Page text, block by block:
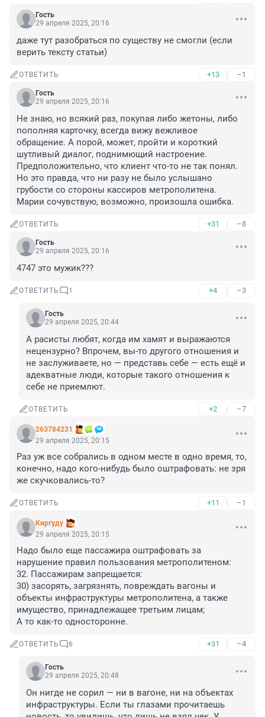
Гость
29 апреля 2025, 20:16
даже тут разобраться по существу не смогли (если
верить тексту статьи)
ОТВЕТИТЬ +13 –1
Гость
29 апреля 2025, 20:16
Не знаю, но всякий раз, покупая либо жетоны, либо
пополняя карточку, всегда вижу вежливое
обращение. А порой, может, пройти и короткий
шутливый диалог, поднимющий настроение.
Предположительно, что клиент что-то не так понял.
Но это правда, что ни разу не было услышано
грубости со стороны кассиров метрополитена.
Марии сочувствую, возможно, произошла ошибка.
ОТВЕТИТЬ +31 –8
Гость
29 апреля 2025, 20:16
4747 это мужик???
ОТВЕТИТЬ 1 +4 –3
Гость
29 апреля 2025, 20:44
А расисты любят, когда им хамят и выражаются
нецензурно? Впрочем, вы-то другого отношения и
не заслуживаете, но — представь себе — есть ещё и
адекватные люди, которые такого отношения к
себе не приемлют.
ОТВЕТИТЬ +2 –7
263784231
29 апреля 2025, 20:15
Раз уж все собрались в одном месте в одно время, то,
конечно, надо кого-нибудь было оштрафовать: не зря
же скучковались-то?
ОТВЕТИТЬ +11 –1
Киргуду
29 апреля 2025, 20:15
Надо было еще пассажира оштрафовать за
нарушение правил пользования метрополитеном:
32. Пассажирам запрещается:
30) засорять, загрязнять, повреждать вагоны и
объекты инфраструктуры метрополитена, а также
имущество, принадлежащее третьим лицам;
А то как-то односторонне.
ОТВЕТИТЬ 6 +31 –4
Гость
29 апреля 2025, 20:48
Он нигде не сорил — ни в вагоне, ни на объектах
инфраструктуры. Если ты глазами прочитаешь